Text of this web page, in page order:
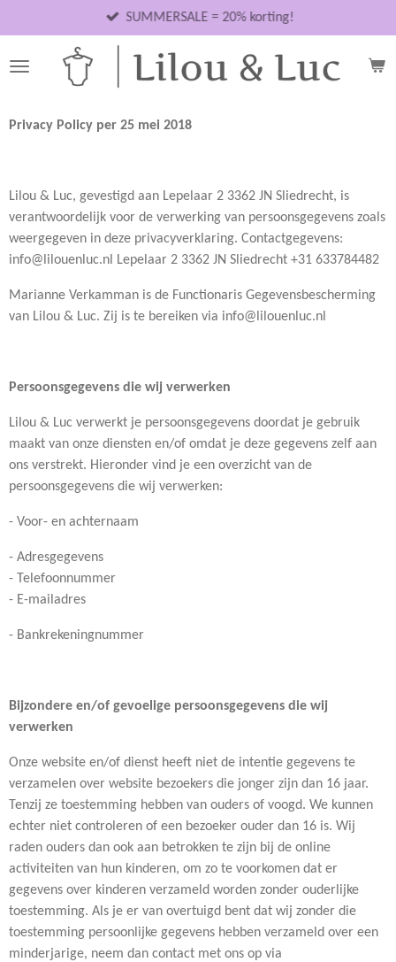
direct
naar
SUMMERSALE = 20% korting!
Privacy Policy per 25 mei 2018
Lilou & Luc, gevestigd aan Lepelaar 2 3362 JN Sliedrecht, is
verantwoordelijk voor de verwerking van persoonsgegevens zoals
weergegeven in deze privacyverklaring. Contactgegevens:
info@lilouenluc.nl Lepelaar 2 3362 JN Sliedrecht +31 633784482
Marianne Verkamman is de Functionaris Gegevensbescherming
van Lilou & Luc. Zij is te bereiken via info@lilouenluc.nl
Persoonsgegevens die wij verwerken
Lilou & Luc verwerkt je persoonsgegevens doordat je gebruik
maakt van onze diensten en/of omdat je deze gegevens zelf aan
ons verstrekt. Hieronder vind je een overzicht van de
persoonsgegevens die wij verwerken:
- Voor- en achternaam
- Adresgegevens
- Telefoonnummer
- E-mailadres
- Bankrekeningnummer
Bijzondere en/of gevoelige persoonsgegevens die wij
verwerken
Onze website en/of dienst heeft niet de intentie gegevens te
verzamelen over website bezoekers die jonger zijn dan 16 jaar.
Tenzij ze toestemming hebben van ouders of voogd. We kunnen
echter niet controleren of een bezoeker ouder dan 16 is. Wij
raden ouders dan ook aan betrokken te zijn bij de online
activiteiten van hun kinderen, om zo te voorkomen dat er
gegevens over kinderen verzameld worden zonder ouderlijke
toestemming. Als je er van overtuigd bent dat wij zonder die
toestemming persoonlijke gegevens hebben verzameld over een
minderjarige, neem dan contact met ons op via